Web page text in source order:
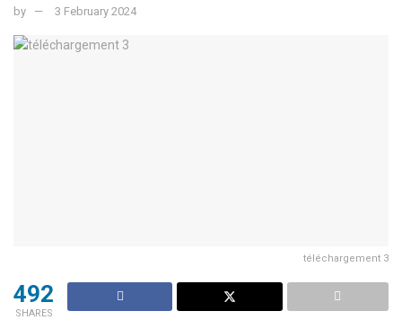
by 3 February 2024
téléchargement 3
492
SHARES